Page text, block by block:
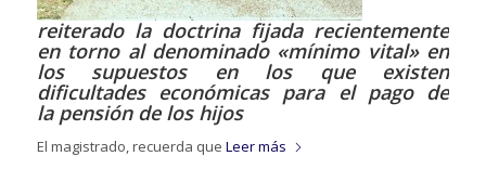
reiterado la doctrina fijada recientemente
en torno al denominado «mínimo vital» en
los supuestos en los que existen
dificultades económicas para el pago de
la pensión de los hijos
El magistrado, recuerda que Leer más